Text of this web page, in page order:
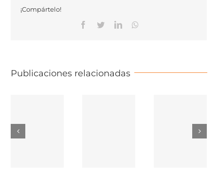
¡Compártelo!
Facebook
TwitterLinkedinWhatsapp
Publicaciones relacionadas